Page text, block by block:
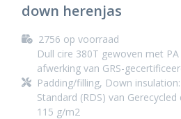
down herenjas
2756 op voorraad
Dull cire 380T gewoven met
afwerking van GRS-
Padding/filling, Down
Standard (RDS) van
115 g/m2